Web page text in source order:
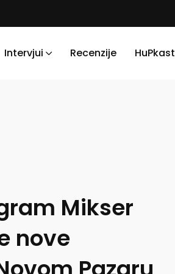
Intervjui Recenzije HuPkast
Mikser
nove